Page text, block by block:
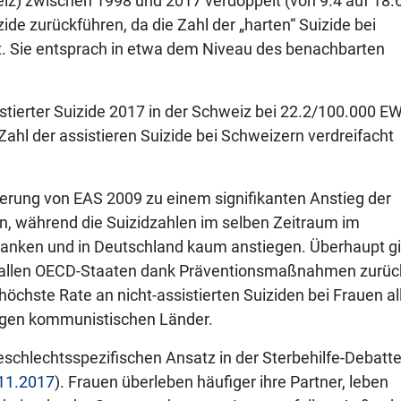
zurückführen, da die Zahl der „harten“ Suizide bei
Sie entsprach in etwa dem Niveau des benachbarten
Suizide 2017 in der Schweiz bei 22.2/100.000
der assistieren Suizide bei Schweizern verdreifacht
von EAS 2009 zu einem signifikanten Anstieg der
während die Suizidzahlen im selben Zeitraum im
und in Deutschland kaum anstiegen. Überhaupt
OECD-Staaten dank Präventionsmaßnahmen
Rate an nicht-assistierten Suiziden bei Frauen
kommunistischen Länder.
Ansatz in der Sterbehilfe-Debatte
). Frauen überleben häufiger ihre Partner, leben